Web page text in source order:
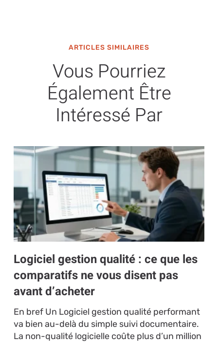
ARTICLES SIMILAIRES
Vous Pourriez
Également Être
Intéressé Par
Logiciel gestion qualité : ce que les
comparatifs ne vous disent pas
avant d’acheter
En bref Un Logiciel gestion qualité performant
va bien au-delà du simple suivi documentaire.
La non-qualité logicielle coûte plus d’un million